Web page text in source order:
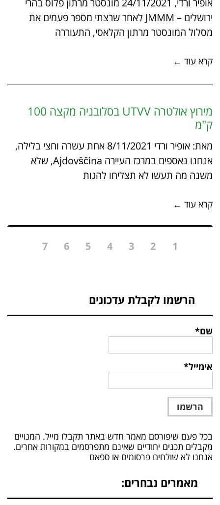
אופיר ורדי, 24/11/2021 מונסטר מרתון פלוס בהרי
ירושלים – JMMM לאחר שרצתי מספר פעמים את
מסלול המונסטר מרתון הקלאסי, התעוררה
קרא עוד ←
מירוץ אולטרה UTVV בסלובניה מקצה 100
ק"מ
מאת: אופיר ורדי 8/11/2021 אחת עשרה וחצי בלילה,
אנחנו נאספים במרכז העיירה Ajdovščina, שלא
משנה מה תעשו לא תצליחו להגות
קרא עוד ←
1
2
3
4
5
6
7
הרשמו לקבלת עדכונים
שם*
אימייל*
בכל פעם שיפורסם מאמר חדש באתר תקבלו מייל. המנויים
מקבלים תכנים יחודיים שאינם מתפרסמים במקורות אחרים.
אנחנו לא שולחים פרסומים או ספאם
מאמרים נבחרים: